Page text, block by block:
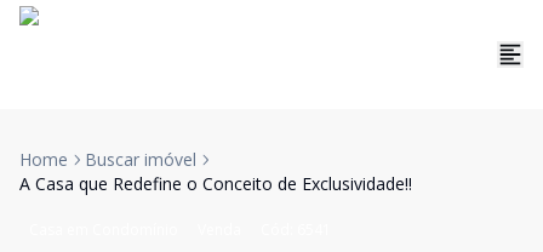
Home
Buscar imóvel
A Casa que Redefine o Conceito de Exclusividade!!